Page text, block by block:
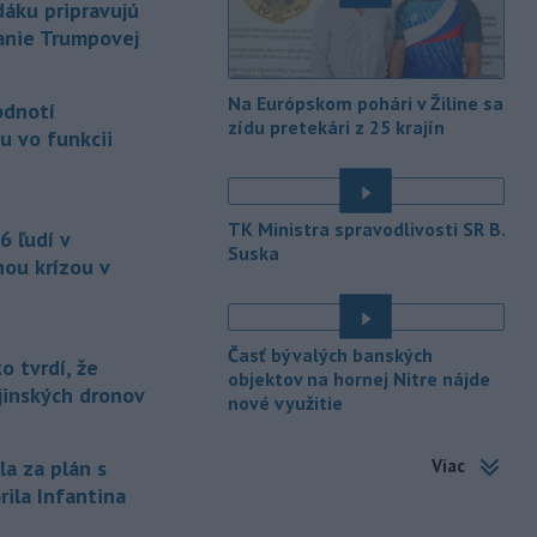
pripravujú
Trumpovej
vo funkcii
ľudí v
krízou v
tvrdí, že
dronov
za plán s
Infantina
súvisiace výrobky.
Vedenie Medzinárodnej
futbalovej federácie (FIFA) sa
ospravedlnilo vsúvislosti s
kontroverzným plánom predať
podiely na budúcich ziskoch z
majstrovstiev sveta súkromným
investorom. Na stretnutí v Rabate
členovia FIFA plne podporili
Americký štát Nové Mexiko v
stredu zažaloval ministerstvo
spravodlivosti USA a povereného
ministra Todda Blanchea. Tvrdí, že
federálne úrady mu bránia vo
odsúdeného sexuálneho delikventa
Na Európskom pohári v Žiline sa
zídu pretekári z 25 krajín
TK Ministra spravodlivosti SR B.
Suska
Časť bývalých banských
objektov na hornej Nitre nájde
nové využitie
Viac